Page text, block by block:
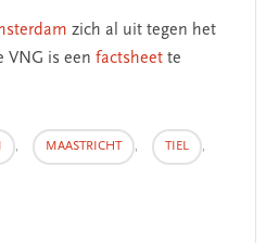
zich al uit tegen het
VNG is een factsheette
, MAASTRICHT , TIEL ,